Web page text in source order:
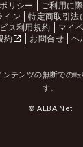
リシー
ご利用に
イン
特定商取引法
ス利用規約
マイ
約
お問合せ ヘ
テンツの無断での
す。
© ALBA Net